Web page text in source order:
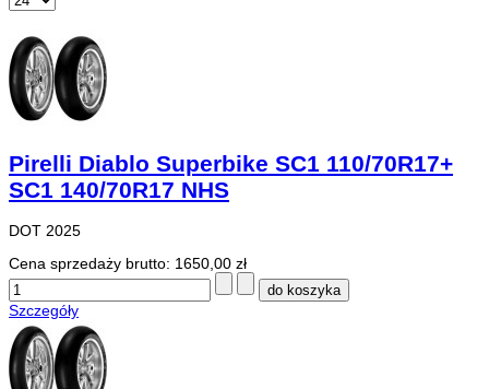
Pirelli Diablo Superbike SC1 110/70R17+
SC1 140/70R17 NHS
DOT 2025
Cena sprzedaży brutto: 1650,00 zł
Szczegóły